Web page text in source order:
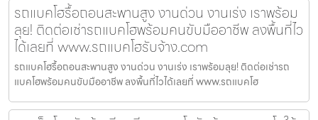
รถแบคโฮรื้อถอนสะพานสูง งานด่วน งานเร่ง เราพร้อม
ลุย! ติดต่อเช่ารถแบคโฮพร้อมคนขับมืออาชีพ ลงพื้นที่ไว
ได้เลยที่ www.รถแบคโฮรับจ้าง.com
รถแบคโฮรื้อถอนสะพานสูง งานด่วน งานเร่ง เราพร้อมลุย! ติดต่อเช่ารถ
แบคโฮพร้อมคนขับมืออาชีพ ลงพื้นที่ไวได้เลยที่ www.รถแบคโฮ